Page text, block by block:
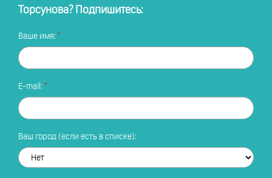
Торсунова? Подпишитесь:
Ваше имя:
E-mail:
Ваш город (если есть в списке):